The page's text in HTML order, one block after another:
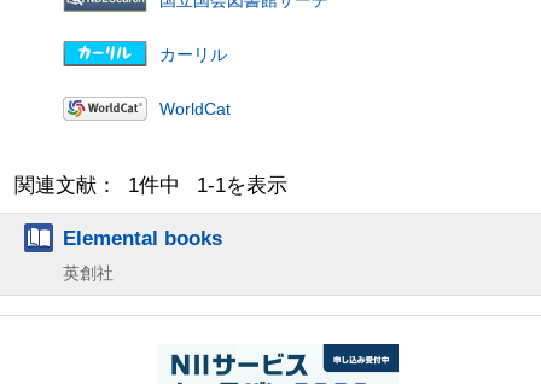
カーリル
WorldCat
関連文献： 1件中 1-1を表示
Elemental books
英創社